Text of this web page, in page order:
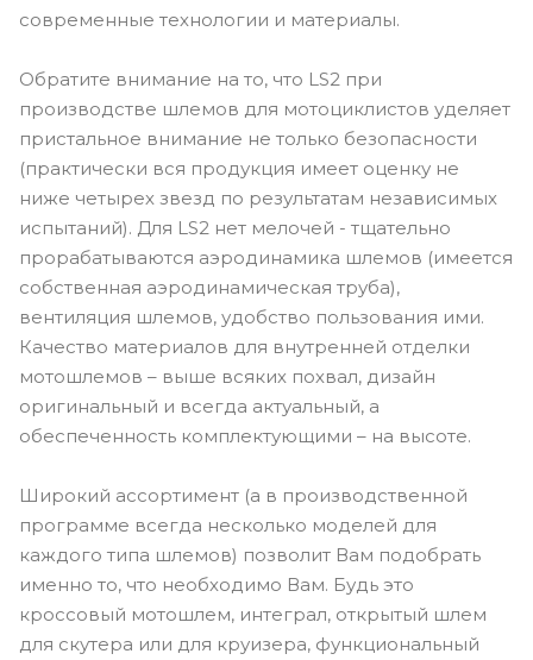
современные технологии и материалы.
Обратите внимание на то, что LS2 при
производстве шлемов для мотоциклистов уделяет
пристальное внимание не только безопасности
(практически вся продукция имеет оценку не
ниже четырех звезд по результатам независимых
испытаний). Для LS2 нет мелочей - тщательно
прорабатываются аэродинамика шлемов (имеется
собственная аэродинамическая труба),
вентиляция шлемов, удобство пользования ими.
Качество материалов для внутренней отделки
мотошлемов – выше всяких похвал, дизайн
оригинальный и всегда актуальный, а
обеспеченность комплектующими – на высоте.
Широкий ассортимент (а в производственной
программе всегда несколько моделей для
каждого типа шлемов) позволит Вам подобрать
именно то, что необходимо Вам. Будь это
кроссовый мотошлем, интеграл, открытый шлем
для скутера или для круизера, функциональный